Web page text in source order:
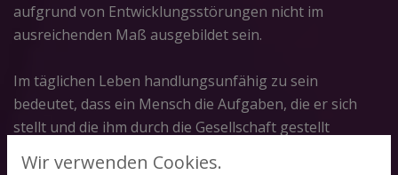
aufgrund von Entwicklungsstörungen nicht im
ausreichenden Maß ausgebildet sein.
Im täglichen Leben handlungsunfähig zu sein
bedeutet, dass ein Mensch die Aufgaben, die er sich
stellt und die ihm durch die Gesellschaft gestellt
Wir verwenden Cookies.